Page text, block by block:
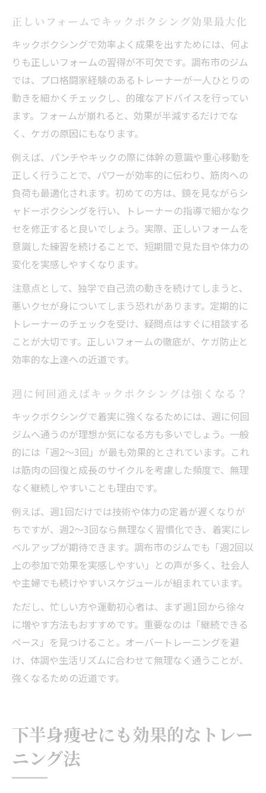
正しいフォームでキックボクシング効果最大化
キックボクシングで効率よく成果を出すためには、何よ
りも正しいフォームの習得が不可欠です。調布市のジム
では、プロ格闘家経験のあるトレーナーが一人ひとりの
動きを細かくチェックし、的確なアドバイスを行ってい
ます。フォームが崩れると、効果が半減するだけでな
く、ケガの原因にもなります。
例えば、パンチやキックの際に体幹の意識や重心移動を
正しく行うことで、パワーが効率的に伝わり、筋肉への
負荷も最適化されます。初めての方は、鏡を見ながらシ
ャドーボクシングを行い、トレーナーの指導で細かなク
セを修正すると良いでしょう。実際、正しいフォームを
意識した練習を続けることで、短期間で見た目や体力の
変化を実感しやすくなります。
注意点として、独学で自己流の動きを続けてしまうと、
悪いクセが身についてしまう恐れがあります。定期的に
トレーナーのチェックを受け、疑問点はすぐに相談する
ことが大切です。正しいフォームの徹底が、ケガ防止と
効率的な上達への近道です。
週に何回通えばキックボクシングは強くなる？
キックボクシングで着実に強くなるためには、週に何回
ジムへ通うのが理想か気になる方も多いでしょう。一般
的には「週2～3回」が最も効果的とされています。これ
は筋肉の回復と成長のサイクルを考慮した頻度で、無理
なく継続しやすいことも理由です。
例えば、週1回だけでは技術や体力の定着が遅くなりが
ちですが、週2～3回なら無理なく習慣化でき、着実にレ
ベルアップが期待できます。調布市のジムでも「週2回以
上の参加で効果を実感しやすい」との声が多く、社会人
や主婦でも続けやすいスケジュールが組まれています。
ただし、忙しい方や運動初心者は、まず週1回から徐々
に増やす方法もおすすめです。重要なのは「継続できる
ペース」を見つけること。オーバートレーニングを避
け、体調や生活リズムに合わせて無理なく通うことが、
強くなるための近道です。
下半身痩せにも効果的なトレー
ニング法